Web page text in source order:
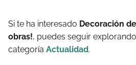
Si te ha interesado Decoración
obras!, puedes seguir
categoría Actualidad.